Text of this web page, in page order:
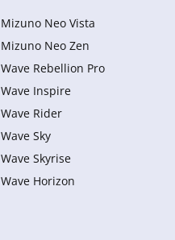
Mizuno Neo Vista
Mizuno Neo Zen
Wave Rebellion Pro
Wave Inspire
Wave Rider
Wave Sky
Wave Skyrise
Wave Horizon